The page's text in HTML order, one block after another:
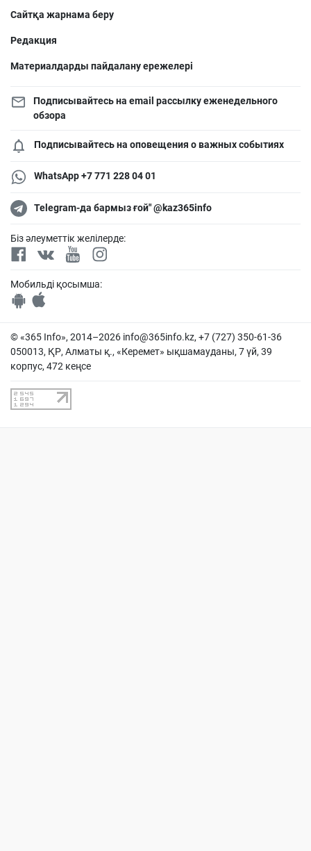
Сайтқа жарнама беру
Редакция
Материалдарды пайдалану ережелері
Подписывайтесь на email рассылку еженедельного
обзора
Подписывайтесь на оповещения о важных событиях
WhatsApp +7 771 228 04 01
Telegram-да бармыз ғой" @kaz365info
Біз әлеуметтік желілерде:
Мобильді қосымша:
© «365 Info», 2014–2026 info@365info.kz, +7 (727) 350-61-36
050013, ҚР, Алматы қ., «Керемет» ықшамауданы, 7 үй, 39
корпус, 472 кеңсе